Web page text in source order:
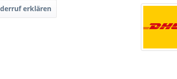
erklären